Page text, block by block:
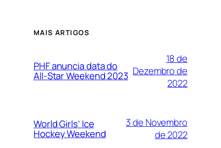
MAIS ARTIGOS
PHF anuncia data do
All-Star Weekend 2023
18 de
Dezembro de
2022
World Girls’ Ice
Hockey Weekend
3 de Novembro
de 2022